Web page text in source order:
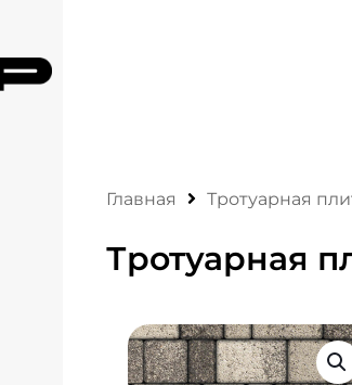
Главная Тротуарная
Тротуарная